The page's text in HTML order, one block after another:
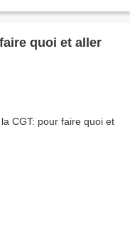
quoi et aller